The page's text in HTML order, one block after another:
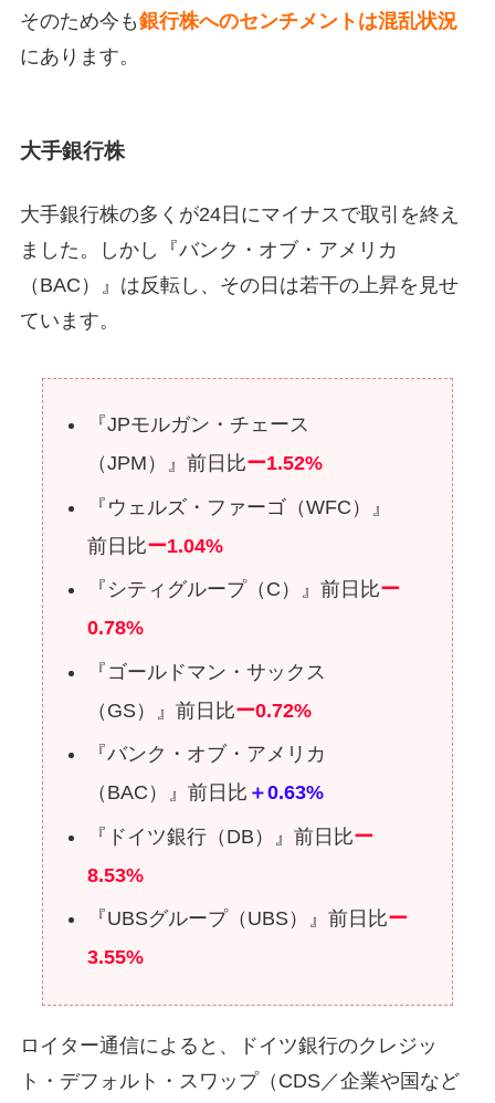
そのため今も銀行株へのセンチメントは混乱状況
にあります。
大手銀行株
大手銀行株の多くが24日にマイナスで取引を終え
ました。しかし『バンク・オブ・アメリカ
（BAC）』は反転し、その日は若干の上昇を見せ
ています。
『JPモルガン・チェース
（JPM）』前日比ー1.52%
『ウェルズ・ファーゴ（WFC）』
前日比ー1.04%
『シティグループ（C）』前日比ー
0.78%
『ゴールドマン・サックス
（GS）』前日比ー0.72%
『バンク・オブ・アメリカ
（BAC）』前日比 ＋0.63%
『ドイツ銀行（DB）』前日比ー
8.53%
『UBSグループ（UBS）』前日比ー
3.55%
ロイター通信によると、ドイツ銀行のクレジッ
ト・デフォルト・スワップ（CDS／企業や国など